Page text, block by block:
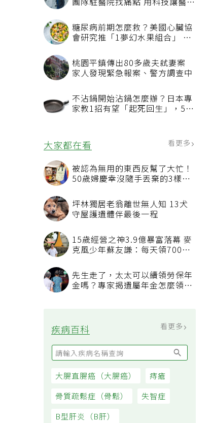
糖尿病前期怎麼救？美國心臟協
會研究推「1夢幻水果組合」 酪
桃園平鎮傳出80多歲夫弒妻案
家人發現緊急報案、警方調查中
不沾鍋開始沾鍋怎麼辦？日本專
家教1招有望「起死回生」，5情
大家都在看 看更多
被認為無用的東西反幫了大忙！
50歲婦慶幸沒隨手丟棄的3樣物
坪林獨居老翁離世無人知 13犬
守屋護遺體伴最後一程
15歲經營之神3.9億暴富落幕 麥
克風少年蘇友謙：每天領700元
先生走了，太太可以續領勞保年
金嗎？專家揭遺屬年金怎麼領，
疾病百科 看更多
大腸直腸癌（大腸癌）
痔瘡
骨質疏鬆症（骨鬆）
失智症
B型肝炎（B肝）